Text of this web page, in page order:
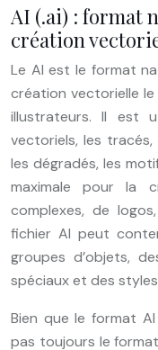
AI (.ai) : format
création
Le AI est le format
création vectorielle
illustrateurs. Il est
vectoriels, les tracés,
les dégradés, les
maximale pour la
complexes, de
fichier AI peut
groupes d’objets,
spéciaux et des
Bien que le format
pas toujours le